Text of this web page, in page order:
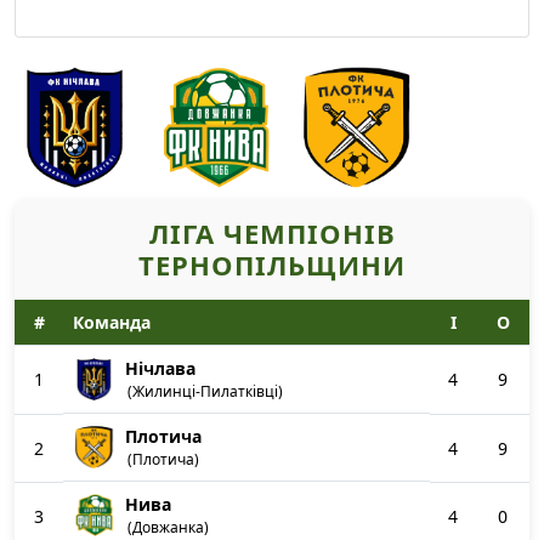
ЛІГА ЧЕМПІОНІВ
ТЕРНОПІЛЬЩИНИ
# Команда І О
1 Нічлава
(Жилинці-Пилатківці)
4 9
2
Плотича
(Плотича) 4 9
3
Нива
(Довжанка) 4 0